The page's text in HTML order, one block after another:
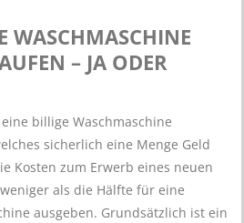
WASCHMASCHINE
– JA ODER
billige Waschmaschine
sicherlich eine Menge Geld
Kosten zum Erwerb eines neuen
als die Hälfte für eine
ausgeben. Grundsätzlich ist ein